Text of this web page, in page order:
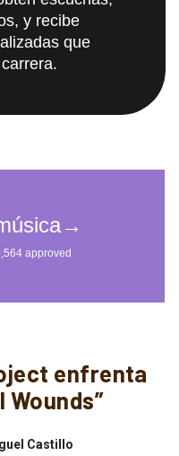
y recibe
que
enfrenta
Wounds”
Castillo